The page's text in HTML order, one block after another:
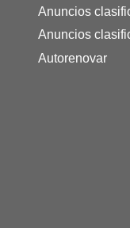
Anuncios
Anuncios
Autorenovar